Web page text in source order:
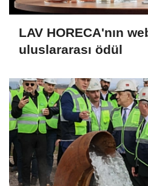
LAV HORECA'nın
uluslararası ödül